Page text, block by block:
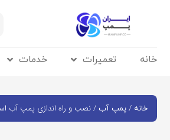
خانه تعمیرات خدمات
خانه / پمپ آب / نصب و راه اندازی پمپ آب